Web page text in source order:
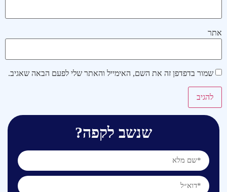
אתר
שמור בדפדפן זה את השם, האימייל והאתר שלי לפעם הבאה שאגיב.
שנשב לקפה?